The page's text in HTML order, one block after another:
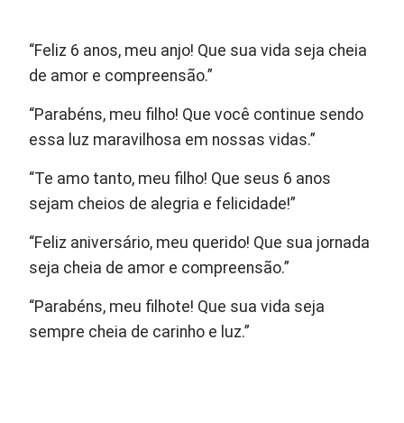
“Feliz 6 anos, meu anjo! Que sua vida seja cheia
de amor e compreensão.”
“Parabéns, meu filho! Que você continue sendo
essa luz maravilhosa em nossas vidas.”
“Te amo tanto, meu filho! Que seus 6 anos
sejam cheios de alegria e felicidade!”
“Feliz aniversário, meu querido! Que sua jornada
seja cheia de amor e compreensão.”
“Parabéns, meu filhote! Que sua vida seja
sempre cheia de carinho e luz.”